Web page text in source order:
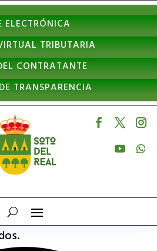
ELECTRÓNICA
TRIBUTARIA
CONTRATANTE
TRANSPARENCIA